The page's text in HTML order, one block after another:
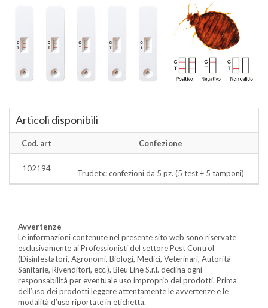
Articoli disponibili
Cod. art Confezione
102194 Trudetx: confezioni da 5 pz. (5 test + 5 tamponi)
Avvertenze
Le informazioni contenute nel presente sito web sono riservate
esclusivamente ai Professionisti del settore Pest Control
(Disinfestatori, Agronomi, Biologi, Medici, Veterinari, Autorità
Sanitarie, Rivenditori, ecc.). Bleu Line S.r.l. declina ogni
responsabilità per eventuale uso improprio dei prodotti. Prima
dell’uso dei prodotti leggere attentamente le avvertenze e le
modalità d’uso riportate in etichetta.